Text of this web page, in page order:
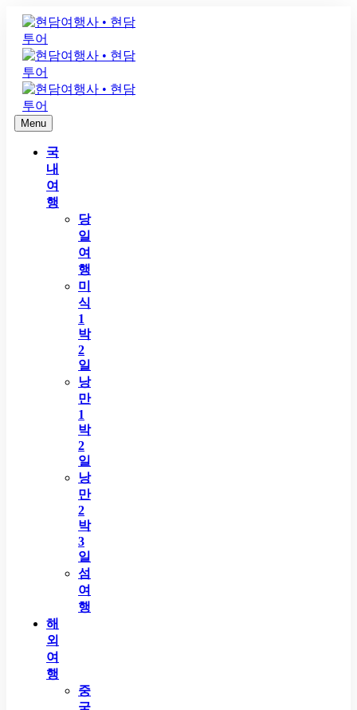
Menu
국
내
여
행
당
일
여
행
미
식
1
박
2
일
낭
만
1
박
2
일
낭
만
2
박
3
일
섬
여
행
해
외
여
행
중
국